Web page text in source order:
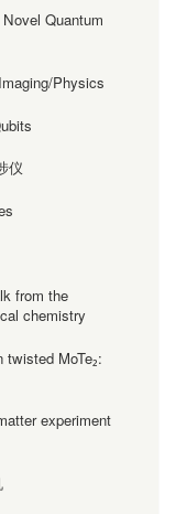
Quantum
Physics
仪
from the
chemistry
MoTe₂:
experiment